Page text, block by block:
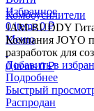
Избранное
0items 0₽
Меню
0items 0₽
Комбоусилители
JAM-BUDDY
Компания JOYO
разработок для
Добавить в
Подробнее
Быстрый
Распродан